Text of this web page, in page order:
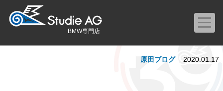
BMW専門店
原田ブログ 2020.01.17